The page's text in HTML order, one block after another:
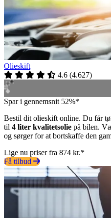
Olieskift
4.6 (4.627)
Spar i gennemsnit 52%*
Bestil dit olieskift online. Du får
til 4 liter kvalitetsolie på bilen.
og sørger for at bortskaffe den
Lige nu priser fra 874 kr.*
Få tilbud